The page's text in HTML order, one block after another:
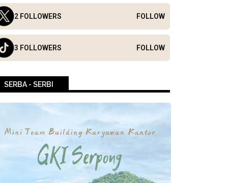
2 FOLLOWERS FOLLOW
3 FOLLOWERS FOLLOW
SERBA - SERBI